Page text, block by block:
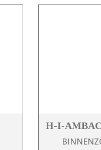
H-I-